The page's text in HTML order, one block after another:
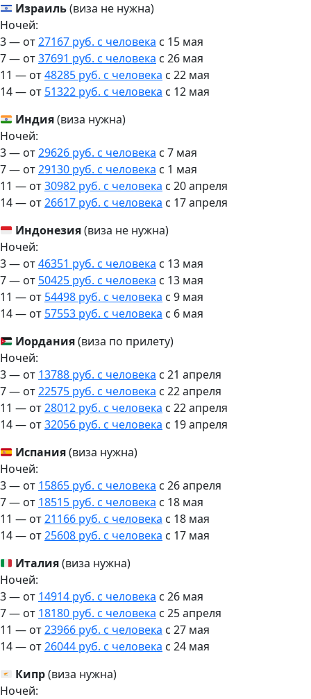
Израиль(виза не нужна)
Ночей:
3 — от27167 руб. с человека c 15 мая
7 — от37691 руб. с человека c 26 мая
11 — от48285 руб. с человека c 22 мая
14 — от 51322 руб. с человека c 12 мая
Индия(виза нужна)
Ночей:
3 — от29626 руб. с человека c 7 мая
7 — от29130 руб. с человека c 1 мая
11 — от30982 руб. с человека c 20 апреля
14 — от26617 руб. с человека c 17 апреля
Индонезия(виза не нужна)
Ночей:
3 — от46351 руб. с человека c 13 мая
7 — от 50425 руб. с человека c 13 мая
11 — от 54498 руб. с человека c 9 мая
14 — от 57553 руб. с человека c 6 мая
Иордания(виза по прилету)
Ночей:
3 — от 13788 руб. с человека c 21 апреля
7 — от22575 руб. с человека c 22 апреля
11 — от28012 руб. с человека c 22 апреля
14 — от32056 руб. с человека c 19 апреля
Испания(виза нужна)
Ночей:
3 — от 15865 руб. с человека c 26 апреля
7 — от 18515 руб. с человека c 18 мая
11 — от21166 руб. с человека c 18 мая
14 — от25608 руб. с человека c 17 мая
Италия(виза нужна)
Ночей:
3 — от 14914 руб. с человека c 26 мая
7 — от 18180 руб. с человека c 25 апреля
11 — от23966 руб. с человека c 27 мая
14 — от26044 руб. с человека c 24 мая
Кипр(виза нужна)
Ночей: